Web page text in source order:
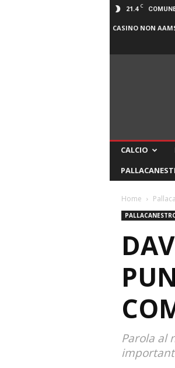
21.4 C
CASINO NON
CALCIO
Home
Parola al